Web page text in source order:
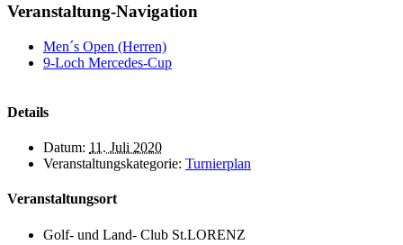
Veranstaltung-Navigation
Men´s Open (Herren)
9-Loch Mercedes-Cup
Details
Datum: 11. Juli 2020
Veranstaltungskategorie: Turnierplan
Veranstaltungsort
Golf- und Land- Club St.LORENZ